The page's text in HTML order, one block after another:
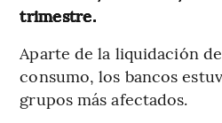
trimestre.
Aparte de la liquidación
consumo, los bancos
grupos más afectados.